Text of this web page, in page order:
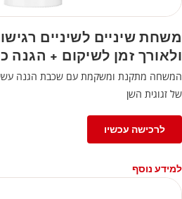
משחת שיניים לשיניים
ולאורך זמן לשיקום + הגנה כוללת
המשחה מתקנת ומשקמת עם שכבת הגנה
של זגוגית השן
לרכישה עכשיו
למידע נוסף